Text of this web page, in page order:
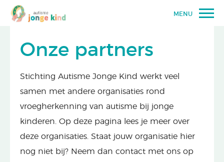
MENU
Onze partners
Stichting Autisme Jonge Kind werkt veel
samen met andere organisaties rond
vroegherkenning van autisme bij jonge
kinderen. Op deze pagina lees je meer over
deze organisaties. Staat jouw organisatie hier
nog niet bij? Neem dan contact met ons op